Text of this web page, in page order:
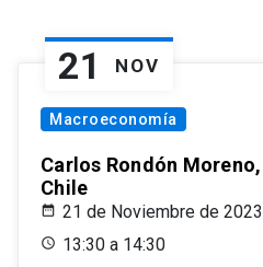
21 NOV
Macroeconomía
Carlos Rondón
Chile
21 de Noviembre de 2023
13:30 a 14:30